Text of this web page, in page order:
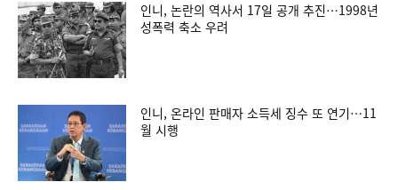
인니, 논란의 역사서 17일 공개 추진…1998년
성폭력 축소 우려
인니, 온라인 판매자 소득세 징수 또 연기…11
월 시행